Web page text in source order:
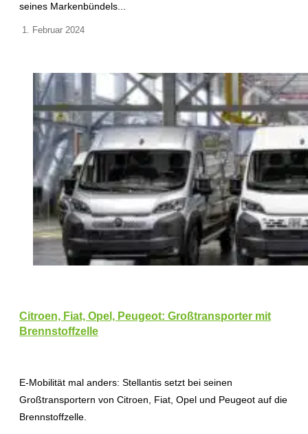
seines Markenbündels...
1. Februar 2024
Citroen, Fiat, Opel, Peugeot: Großtransporter mit
Brennstoffzelle
E-Mobilität mal anders: Stellantis setzt bei seinen
Großtransportern von Citroen, Fiat, Opel und Peugeot auf die
Brennstoffzelle.